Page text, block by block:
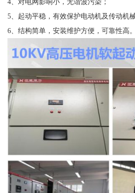
4、对电网影响小，无谐波污染；
5、起动平稳，有效保护电动机及传动机
6、结构简单，安装维护方便，可靠性高。